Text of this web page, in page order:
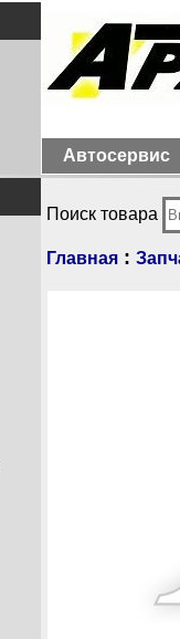
Автосервис
Поиск товара
Главная :